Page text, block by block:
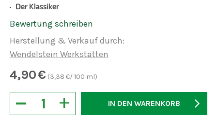
Der Klassiker
Bewertung schreiben
Herstellung & Verkauf durch:
Wendelstein Werkstätten
4,90€ (3,38 €/ 100 ml)
+
− IN DEN WARENKORB